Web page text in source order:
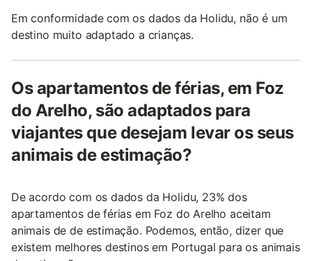
Em conformidade com os dados da Holidu, não é um
destino muito adaptado a crianças.
Os apartamentos de férias, em Foz
do Arelho, são adaptados para
viajantes que desejam levar os seus
animais de estimação?
De acordo com os dados da Holidu, 23% dos
apartamentos de férias em Foz do Arelho aceitam
animais de de estimação. Podemos, então, dizer que
existem melhores destinos em Portugal para os animais